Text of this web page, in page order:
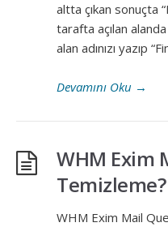
altta çıkan sonuçta
tarafta açılan alanda
alan adınızı yazıp
Devamını Oku →
WHM Exim
WHM Exim Mail